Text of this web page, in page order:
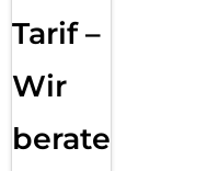
Tarif –
Wir
beraten